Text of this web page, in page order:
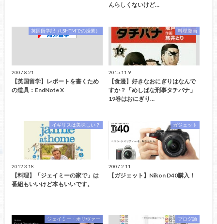
んらしくないけど…
英国留学記（LSHTMでの授業）
2007.8.21
【英国留学】レポートを書くため
の道具：EndNote X
料理漫画
2015.11.9
【食漫】好きなおにぎりはなんで
すか？「めしばな刑事タチバナ」
19巻はおにぎり…
イギリスは美味しい？
2012.3.18
【料理】「ジェイミーの家で」は
番組もいいけど本もいいです。
ガジェット
2007.2.11
【ガジェット】Nikon D40購入！
ジェイミー・オリヴァー ブログ論